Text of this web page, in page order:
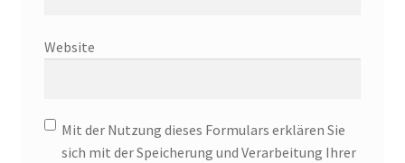
Website
Mit der Nutzung dieses Formulars erklären Sie
sich mit der Speicherung und Verarbeitung Ihrer